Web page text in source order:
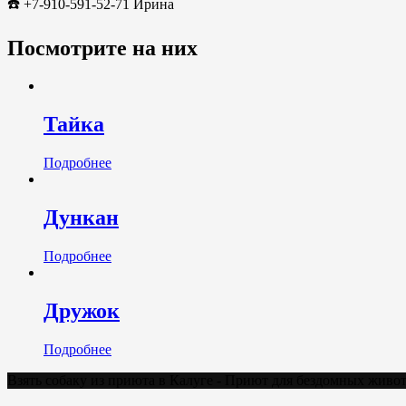
☎️ +7-910-591-52-71 Ирина
Посмотрите на них
Тайка
Подробнее
Дункан
Подробнее
Дружок
Подробнее